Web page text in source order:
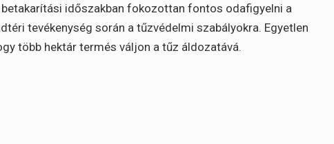
időszakban fokozottan fontos odafigyelni a
tevékenység során a tűzvédelmi szabályokra. Egyetlen
több hektár termés váljon a tűz áldozatává.